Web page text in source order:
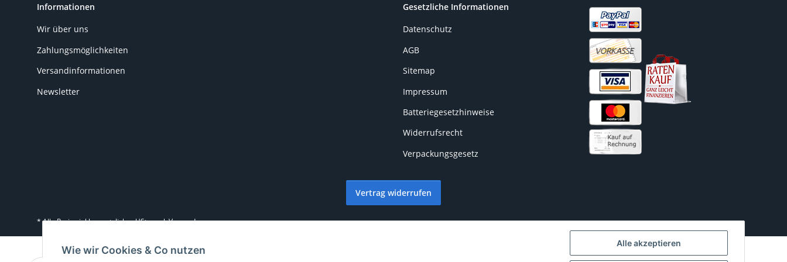
Alle akzeptieren
Wie wir Cookies & Co nutzen
Informationen
Wir über uns
Zahlungsmöglichkeiten
Versandinformationen
Newsletter
Gesetzliche Informationen
Datenschutz
AGB
Sitemap
Impressum
Batteriegesetzhinweise
Widerrufsrecht
Verpackungsgesetz
Vertrag widerrufen
* Alle Preise inkl. gesetzlicher USt., zzgl.Versand